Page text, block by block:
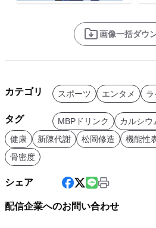
画像一括ダウ
カテゴリ スポーツ エンタメ
タグ MBPドリンク カルシウ
健康
新陳代謝 松岡修造 機能性
骨密度
シェア
配信企業へのお問い合わせ